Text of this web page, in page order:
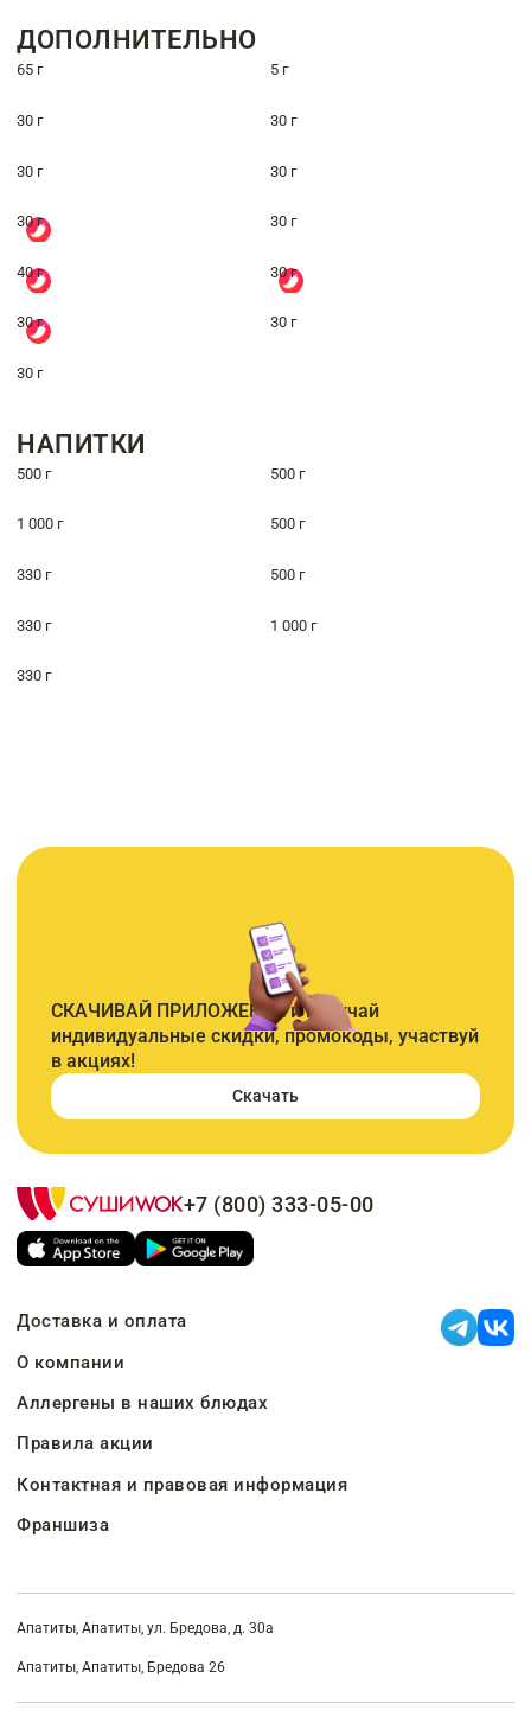
ДОПОЛНИТЕЛЬНО
65 г 5 г
30 г 30 г
30 г 30 г
30 г 30 г
40 г 30 г
30 г 30 г
30 г
НАПИТКИ
500 г 500 г
1 000 г 500 г
330 г 500 г
330 г 1 000 г
330 г
СКАЧИВАЙ ПРИЛОЖЕНИЕ и получай
индивидуальные скидки, промокоды, участвуй
в акциях!
Скачать
+7 (800) 333-05-00
Доставка и оплата
О компании
Аллергены в наших блюдах
Правила акции
Контактная и правовая информация
Франшиза
Апатиты, Апатиты, ул. Бредова, д. 30а
Апатиты, Апатиты, Бредова 26